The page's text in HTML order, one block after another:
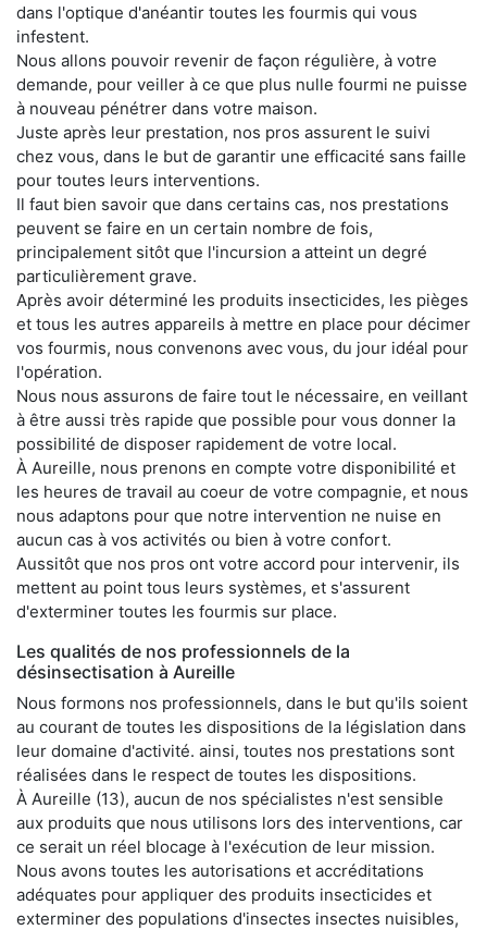
dans l'optique d'anéantir toutes les fourmis qui vous
infestent.
Nous allons pouvoir revenir de façon régulière, à votre
demande, pour veiller à ce que plus nulle fourmi ne puisse
à nouveau pénétrer dans votre maison.
Juste après leur prestation, nos pros assurent le suivi
chez vous, dans le but de garantir une efficacité sans faille
pour toutes leurs interventions.
Il faut bien savoir que dans certains cas, nos prestations
peuvent se faire en un certain nombre de fois,
principalement sitôt que l'incursion a atteint un degré
particulièrement grave.
Après avoir déterminé les produits insecticides, les pièges
et tous les autres appareils à mettre en place pour décimer
vos fourmis, nous convenons avec vous, du jour idéal pour
l'opération.
Nous nous assurons de faire tout le nécessaire, en veillant
à être aussi très rapide que possible pour vous donner la
possibilité de disposer rapidement de votre local.
À Aureille, nous prenons en compte votre disponibilité et
les heures de travail au coeur de votre compagnie, et nous
nous adaptons pour que notre intervention ne nuise en
aucun cas à vos activités ou bien à votre confort.
Aussitôt que nos pros ont votre accord pour intervenir, ils
mettent au point tous leurs systèmes, et s'assurent
d'exterminer toutes les fourmis sur place.
Les qualités de nos professionnels de la
désinsectisation à Aureille
Nous formons nos professionnels, dans le but qu'ils soient
au courant de toutes les dispositions de la législation dans
leur domaine d'activité. ainsi, toutes nos prestations sont
réalisées dans le respect de toutes les dispositions.
À Aureille (13), aucun de nos spécialistes n'est sensible
aux produits que nous utilisons lors des interventions, car
ce serait un réel blocage à l'exécution de leur mission.
Nous avons toutes les autorisations et accréditations
adéquates pour appliquer des produits insecticides et
exterminer des populations d'insectes insectes nuisibles,